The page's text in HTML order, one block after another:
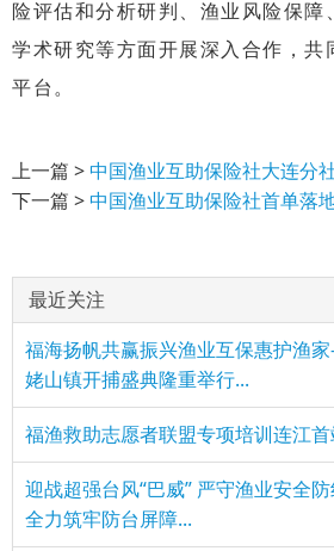
险评估和分析研判、渔业风险保障
学术研究等方面开展深入合作，共
平台。
上一篇 >中国渔业互助保险社大连分
下一篇 >中国渔业互助保险社首单落
最近关注
福海扬帆共赢振兴渔业互保惠护渔
姥山镇开捕盛典隆重举行...
福渔救助志愿者联盟专项培训连江
迎战超强台风“巴威” 严守渔业安全
全力筑牢防台屏障...